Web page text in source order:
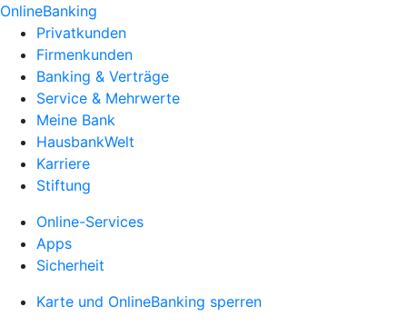
OnlineBanking
Privatkunden
Firmenkunden
Banking & Verträge
Service & Mehrwerte
Meine Bank
HausbankWelt
Karriere
Stiftung
Online-Services
Apps
Sicherheit
Karte und OnlineBanking sperren